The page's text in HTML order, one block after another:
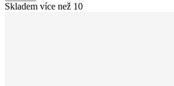
Skladem více než 10